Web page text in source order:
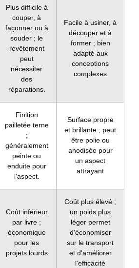
Plus difficile à
couper, à
façonner ou à
souder ; le
revêtement
peut
nécessiter
des
réparations.
Facile à usiner, à
découper et à
former ; bien
adapté aux
conceptions
complexes
Finition
pailletée terne
;
généralement
peinte ou
enduite pour
l'aspect.
Surface propre
et brillante ; peut
être polie ou
anodisée pour
un aspect
attrayant
Coût inférieur
par livre ;
économique
pour les
projets lourds
Coût plus élevé ;
un poids plus
léger permet
d'économiser
sur le transport
et d'améliorer
l'efficacité